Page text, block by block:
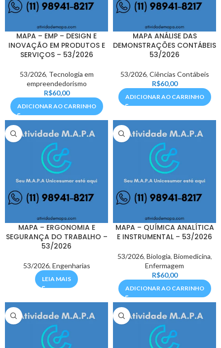
MAPA – EMP – DESIGN E
INOVAÇÃO EM PRODUTOS E
SERVIÇOS – 53/2026
53/2026, Tecnologia em
empreendedorismo
R$60,00
ADICIONAR AO CARRINHO
MAPA ANÁLISE DAS
DEMONSTRAÇÕES CONTÁBEIS
53/2026
53/2026, Ciências Contábeis
R$60,00
ADICIONAR AO CARRINHO
MAPA – ERGONOMIA E
SEGURANÇA DO TRABALHO –
53/2026
53/2026, Engenharias
LEIA MAIS
MAPA – QUÍMICA ANALÍTICA
E INSTRUMENTAL – 53/2026
53/2026, Biologia, Biomedicina,
Enfermagem
R$60,00
ADICIONAR AO CARRINHO